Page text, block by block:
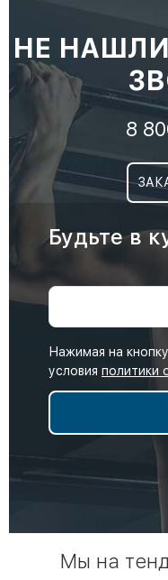
НЕ
8
Будьте в
Нажимая на
условия политики
Мы на